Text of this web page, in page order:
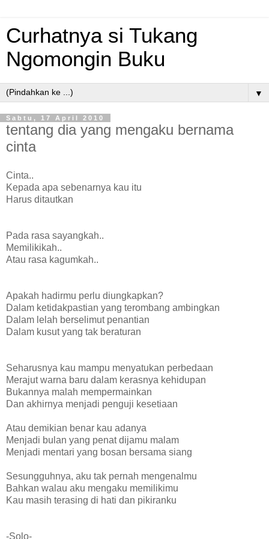
Curhatnya si Tukang
Ngomongin Buku
▼
Sabtu, 17 April 2010
tentang dia yang mengaku bernama
cinta
Cinta..
Kepada apa sebenarnya kau itu
Harus ditautkan
Pada rasa sayangkah..
Memilikikah..
Atau rasa kagumkah..
Apakah hadirmu perlu diungkapkan?
Dalam ketidakpastian yang terombang ambingkan
Dalam lelah berselimut penantian
Dalam kusut yang tak beraturan
Seharusnya kau mampu menyatukan perbedaan
Merajut warna baru dalam kerasnya kehidupan
Bukannya malah mempermainkan
Dan akhirnya menjadi penguji kesetiaan
Atau demikian benar kau adanya
Menjadi bulan yang penat dijamu malam
Menjadi mentari yang bosan bersama siang
Sesungguhnya, aku tak pernah mengenalmu
Bahkan walau aku mengaku memilikimu
Kau masih terasing di hati dan pikiranku
-Solo-